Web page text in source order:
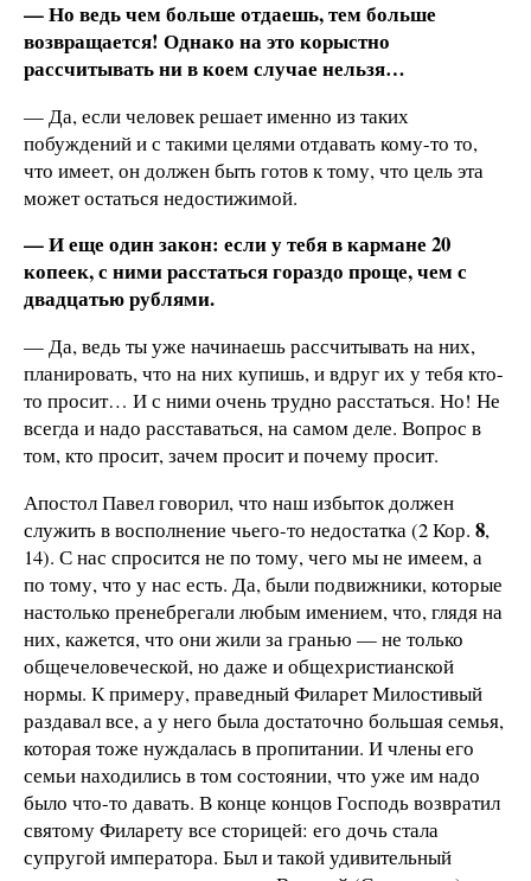
— Но ведь чем больше отдаешь, тем больше
возвращается! Однако на это корыстно
рассчитывать ни в коем случае нельзя…
— Да, если человек решает именно из таких
побуждений и с такими целями отдавать кому-то то,
что имеет, он должен быть готов к тому, что цель эта
может остаться недостижимой.
— И еще один закон: если у тебя в кармане 20
копеек, с ними расстаться гораздо проще, чем с
двадцатью рублями.
— Да, ведь ты уже начинаешь рассчитывать на них,
планировать, что на них купишь, и вдруг их у тебя кто-
то просит… И с ними очень трудно расстаться. Но! Не
всегда и надо расставаться, на самом деле. Вопрос в
том, кто просит, зачем просит и почему просит.
Апостол Павел говорил, что наш избыток должен
служить в восполнение чьего-то недостатка (2 Кор. 8,
14). С нас спросится не по тому, чего мы не имеем, а
по тому, что у нас есть. Да, были подвижники, которые
настолько пренебрегали любым имением, что, глядя на
них, кажется, что они жили за гранью — не только
общечеловеческой, но даже и общехристианской
нормы. К примеру, праведный Филарет Милостивый
раздавал все, а у него была достаточно большая семья,
которая тоже нуждалась в пропитании. И члены его
семьи находились в том состоянии, что уже им надо
было что-то давать. В конце концов Господь возвратил
святому Филарету все сторицей: его дочь стала
супругой императора. Был и такой удивительный